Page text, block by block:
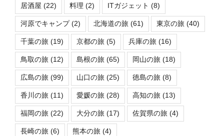
居酒屋 (22) 料理 (2) ITガジェット (8)
河原でキャンプ(2) 北海道の旅 (61) 東京の旅 (40)
千葉の旅 (19) 京都の旅 (5) 兵庫の旅 (16)
鳥取の旅 (12) 島根の旅 (65) 岡山の旅 (18)
広島の旅 (99) 山口の旅 (25) 徳島の旅 (8)
香川の旅 (11) 愛媛の旅 (28) 高知の旅 (13)
福岡の旅 (22) 大分の旅 (17) 佐賀県の旅 (4)
長崎の旅 (6) 熊本の旅 (4)